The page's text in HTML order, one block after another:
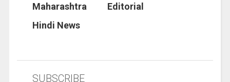
Maharashtra
Editorial
Hindi News
SUBSCRIBE